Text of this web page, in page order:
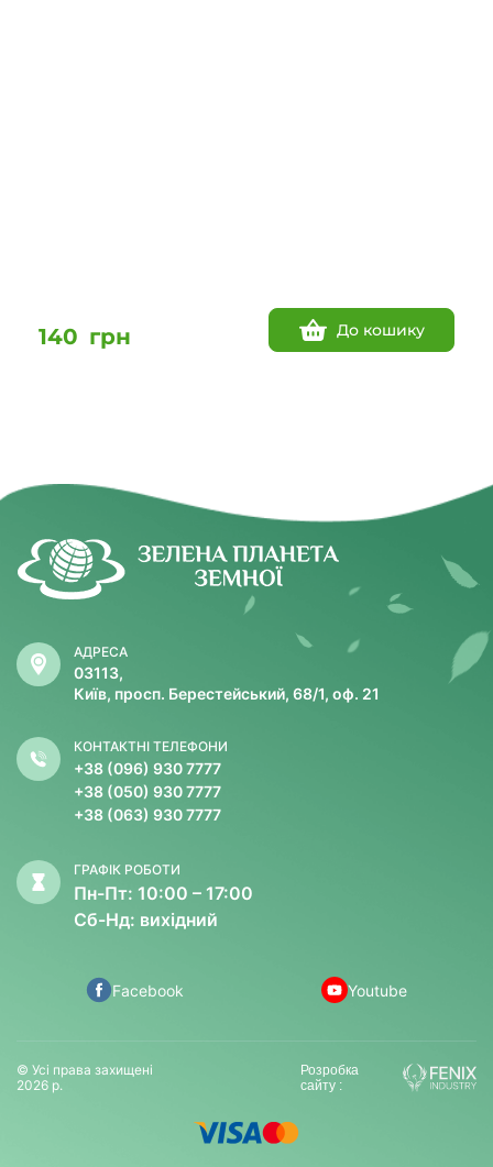
140 грн До кошику
АДРЕСА
03113,
Київ, просп. Берестейський, 68/1, оф. 21
КОНТАКТНІ ТЕЛЕФОНИ
+38 (096) 930 7777
+38 (050) 930 7777
+38 (063) 930 7777
ГРАФІК РОБОТИ
Пн-Пт: 10:00 – 17:00
Сб-Нд: вихідний
Facebook Youtube
© Усі права захищені
2026 р.
Розробка
сайту :